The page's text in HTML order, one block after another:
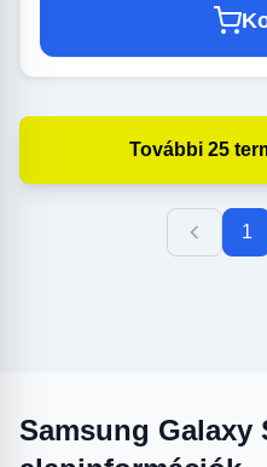
További 25
1
Samsung Galaxy